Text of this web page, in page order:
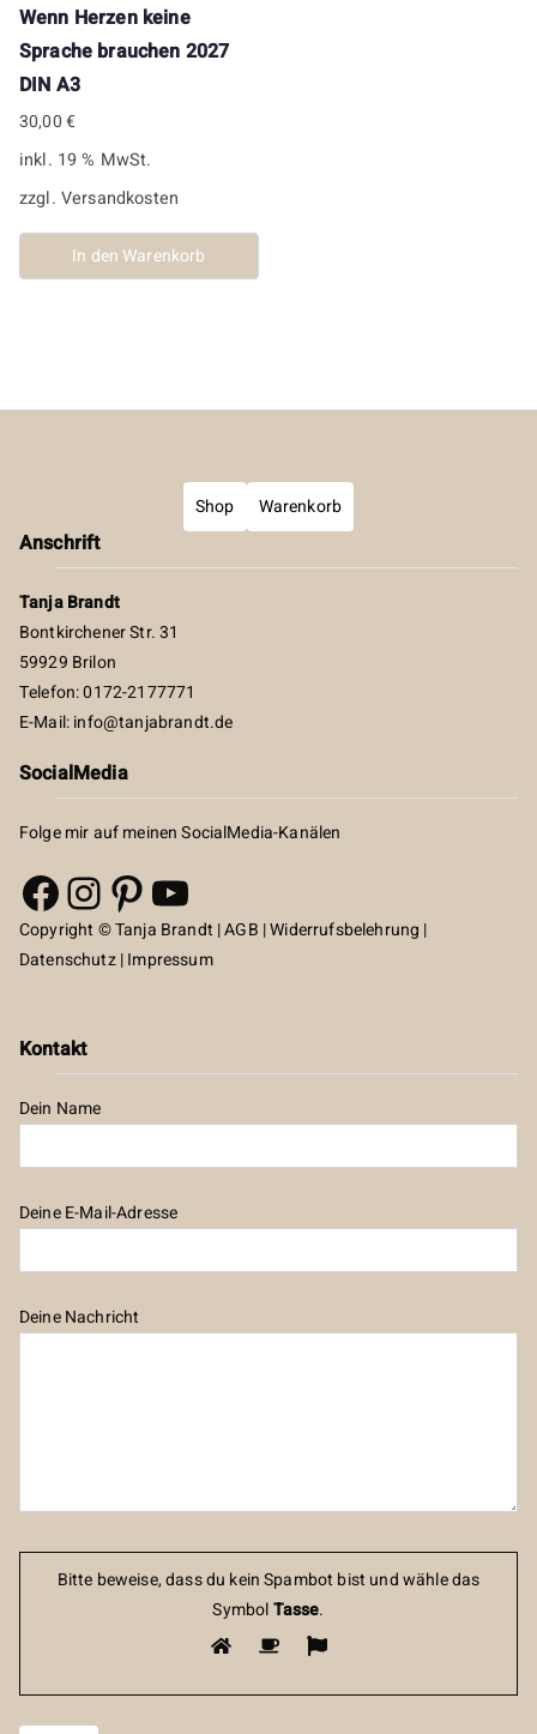
Wenn Herzen keine
Sprache brauchen 2027
DIN A3
30,00€
inkl. 19 % MwSt.
zzgl. Versandkosten
In den Warenkorb
Shop Warenkorb
Anschrift
Tanja Brandt
Bontkirchener Str. 31
59929 Brilon
Telefon: 0172-2177771
E-Mail:info@tanjabrandt.de
SocialMedia
Folge mir auf meinen SocialMedia-Kanälen
Facebook
Instagram
Pinterest
YouTube
Copyright © Tanja Brandt |AGB |Widerrufsbelehrung |
Datenschutz|Impressum
Kontakt
Dein Name
Deine E-Mail-Adresse
Deine Nachricht
Bitte beweise, dass du kein Spambot bist und wähle das
SymbolTasse.